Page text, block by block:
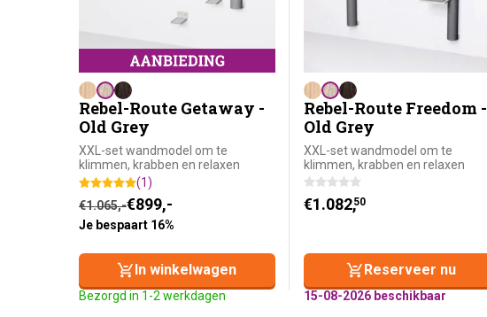
Rebel-Route Getaway -
Old Grey
XXL-set wandmodel om te
klimmen, krabben en relaxen
(1)
€1.065,-
Oorspronkelijke prijs was: €1.065,-.
€899,-
Huidige prijs is: €899,-.
Je bespaart 16%
Bezorgd in 1-2 werkdagen
In winkelwagen
Rebel-Route Freedom -
Old Grey
XXL-set wandmodel om te
klimmen, krabben en relaxen
€1.082,50
15-08-2026 beschikbaar
Reserveer nu